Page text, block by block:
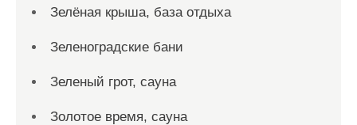
Зелёная крыша, база отдыха
Зеленоградские бани
Зеленый грот, сауна
Золотое время, сауна